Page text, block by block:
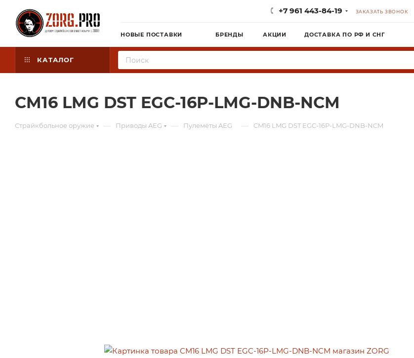
+7 961 443-84-19 ЗАКАЗАТЬ ЗВОНОК
НОВЫЕ ПОСТАВКИ БРЕНДЫ АКЦИИ ДОСТАВКА ПО РФ И СНГ
КАТАЛОГ
CM16 LMG DST EGC-16P-LMG-DNB-NCM
Страйкбольное оружие — Приводы AEG — Пулемёты AEG — CM16 LMG DST EGC-16P-LMG-DNB-NCM